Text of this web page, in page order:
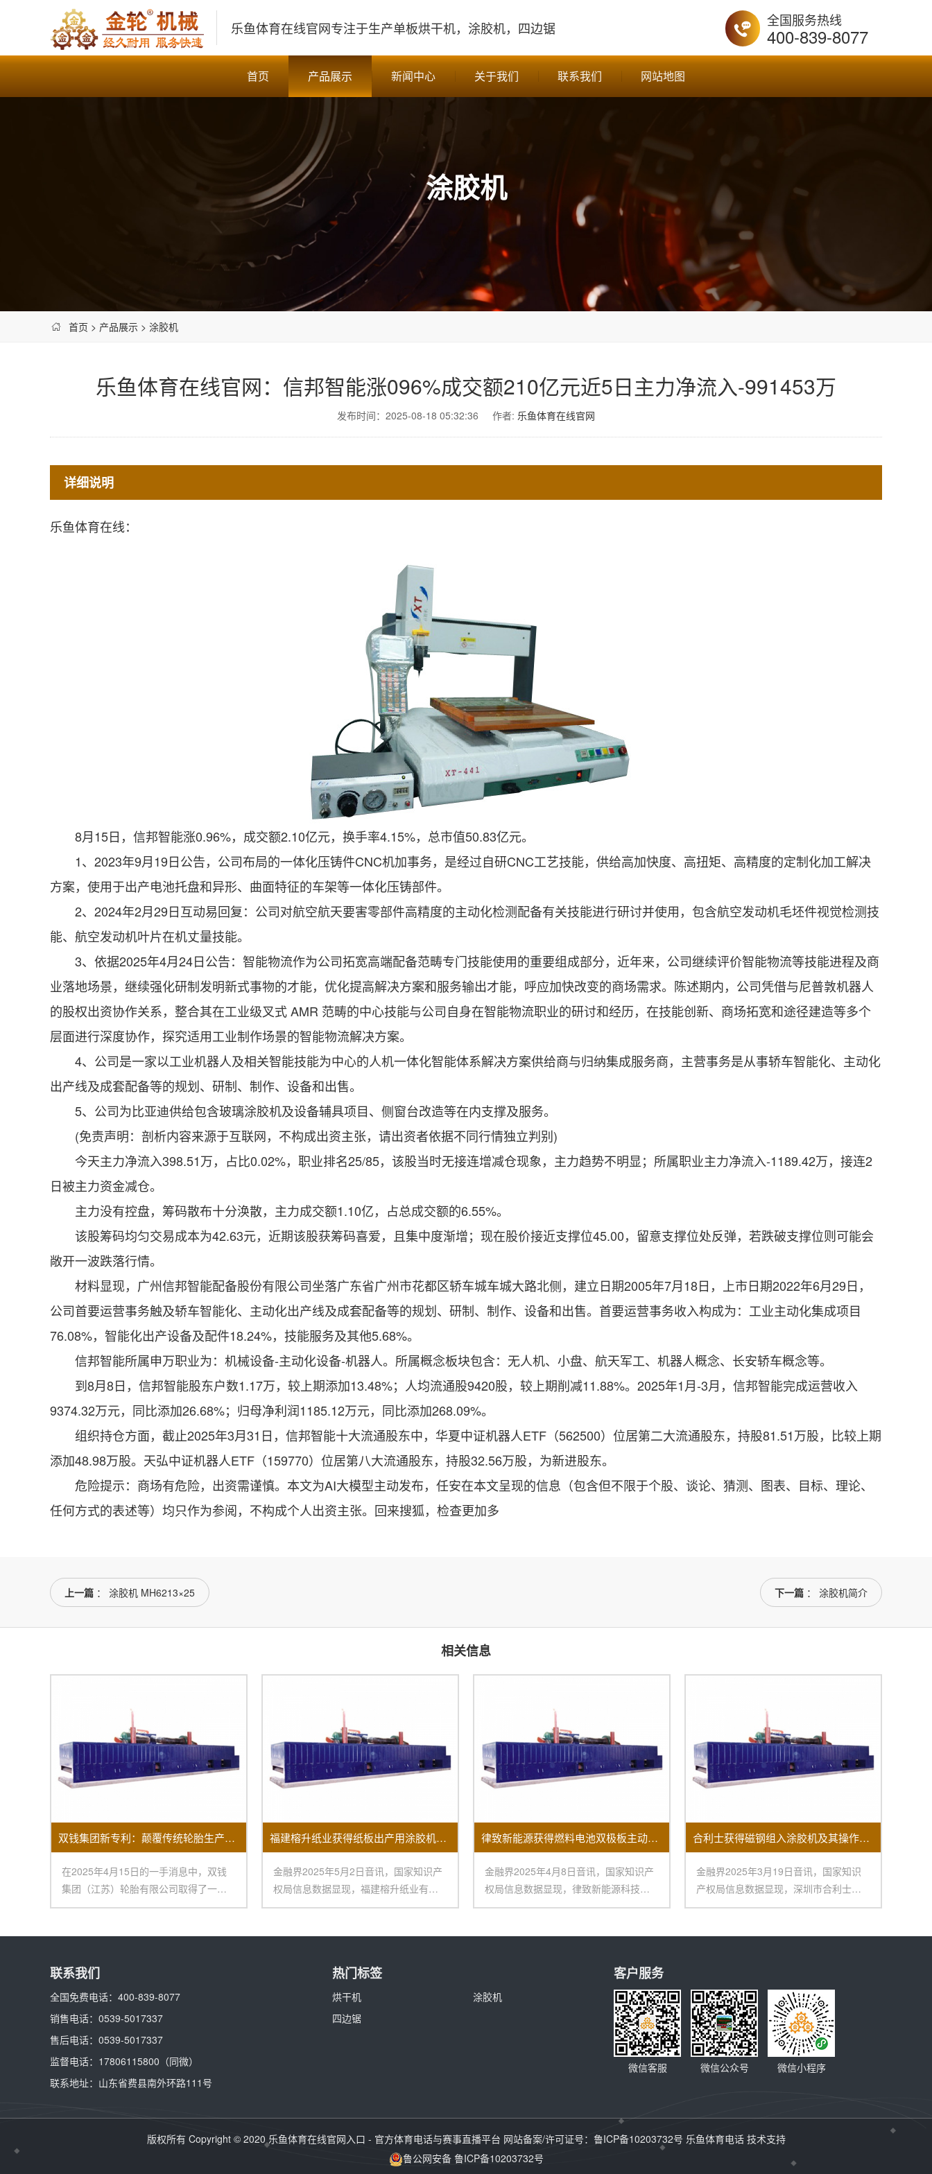
乐鱼体育在线官网专注于生产单板烘干机，涂胶机，四边锯 全国服务热线
400-839-8077
首页 产品展示 新闻中心 关于我们 联系我们 网站地图
涂胶机
首页 > 产品展示 > 涂胶机
乐鱼体育在线官网：信邦智能涨096%成交额210亿元近5日主力净流入-991453万
发布时间：2025-08-18 05:32:36 作者: 乐鱼体育在线官网
详细说明
乐鱼体育在线：
8月15日，信邦智能涨0.96%，成交额2.10亿元，换手率4.15%，总市值50.83亿元。
1、2023年9月19日公告，公司布局的一体化压铸件CNC机加事务，是经过自研CNC工艺技能，供给高加快度、高扭矩、高精度的定制化加工解决
方案，使用于出产电池托盘和异形、曲面特征的车架等一体化压铸部件。
2、2024年2月29日互动易回复：公司对航空航天要害零部件高精度的主动化检测配备有关技能进行研讨并使用，包含航空发动机毛坯件视觉检测技
能、航空发动机叶片在机丈量技能。
3、依据2025年4月24日公告：智能物流作为公司拓宽高端配备范畴专门技能使用的重要组成部分，近年来，公司继续评价智能物流等技能进程及商
业落地场景，继续强化研制发明新式事物的才能，优化提高解决方案和服务输出才能，呼应加快改变的商场需求。陈述期内，公司凭借与尼普敦机器人
的股权出资协作关系，整合其在工业级叉式 AMR 范畴的中心技能与公司自身在智能物流职业的研讨和经历，在技能创新、商场拓宽和途径建造等多个
层面进行深度协作，探究适用工业制作场景的智能物流解决方案。
4、公司是一家以工业机器人及相关智能技能为中心的人机一体化智能体系解决方案供给商与归纳集成服务商，主营事务是从事轿车智能化、主动化
出产线及成套配备等的规划、研制、制作、设备和出售。
5、公司为比亚迪供给包含玻璃涂胶机及设备辅具项目、侧窗台改造等在内支撑及服务。
(免责声明：剖析内容来源于互联网，不构成出资主张，请出资者依据不同行情独立判别)
今天主力净流入398.51万，占比0.02%，职业排名25/85，该股当时无接连增减仓现象，主力趋势不明显；所属职业主力净流入-1189.42万，接连2
日被主力资金减仓。
主力没有控盘，筹码散布十分涣散，主力成交额1.10亿，占总成交额的6.55%。
该股筹码均匀交易成本为42.63元，近期该股获筹码喜爱，且集中度渐增；现在股价接近支撑位45.00，留意支撑位处反弹，若跌破支撑位则可能会
敞开一波跌落行情。
材料显现，广州信邦智能配备股份有限公司坐落广东省广州市花都区轿车城车城大路北侧，建立日期2005年7月18日，上市日期2022年6月29日，
公司首要运营事务触及轿车智能化、主动化出产线及成套配备等的规划、研制、制作、设备和出售。首要运营事务收入构成为：工业主动化集成项目
76.08%，智能化出产设备及配件18.24%，技能服务及其他5.68%。
信邦智能所属申万职业为：机械设备-主动化设备-机器人。所属概念板块包含：无人机、小盘、航天军工、机器人概念、长安轿车概念等。
到8月8日，信邦智能股东户数1.17万，较上期添加13.48%；人均流通股9420股，较上期削减11.88%。2025年1月-3月，信邦智能完成运营收入
9374.32万元，同比添加26.68%；归母净利润1185.12万元，同比添加268.09%。
组织持仓方面，截止2025年3月31日，信邦智能十大流通股东中，华夏中证机器人ETF（562500）位居第二大流通股东，持股81.51万股，比较上期
添加48.98万股。天弘中证机器人ETF（159770）位居第八大流通股东，持股32.56万股，为新进股东。
危险提示：商场有危险，出资需谨慎。本文为AI大模型主动发布，任安在本文呈现的信息（包含但不限于个股、谈论、猜测、图表、目标、理论、
任何方式的表述等）均只作为参阅，不构成个人出资主张。回来搜狐，检查更加多
上一篇 ： 涂胶机 MH6213×25 下一篇 ： 涂胶机简介
相关信息
双钱集团新专利：颠覆传统轮胎生产的涂胶机
在2025年4月15日的一手消息中，双钱
集团（江苏）轮胎有限公司取得了一项
令人瞩目的创
福建榕升纸业获得纸板出产用涂胶机及其烘干设备专利
金融界2025年5月2日音讯，国家知识产
权局信息数据显现，福建榕升纸业有限
公司获得一项
律致新能源获得燃料电池双极板主动涂胶机专利
金融界2025年4月8日音讯，国家知识产
权局信息数据显现，律致新能源科技
（上海）有限公
合利士获得磁钢组入涂胶机及其操作方法专利
金融界2025年3月19日音讯，国家知识
产权局信息数据显现，深圳市合利士智
能配备有限公
联系我们
全国免费电话： 400-839-8077
销售电话： 0539-5017337
售后电话： 0539-5017337
监督电话： 17806115800 （同微）
联系地址： 山东省费县南外环路111号
热门标签
烘干机
涂胶机
四边锯
客户服务
微信客服 微信公众号 微信小程序
版权所有 Copyright © 2020 乐鱼体育在线官网入口 - 官方体育电话与赛事直播平台 网站备案/许可证号： 鲁ICP备10203732号 乐鱼体育电话技术支持
鲁公网安备 鲁ICP备10203732号